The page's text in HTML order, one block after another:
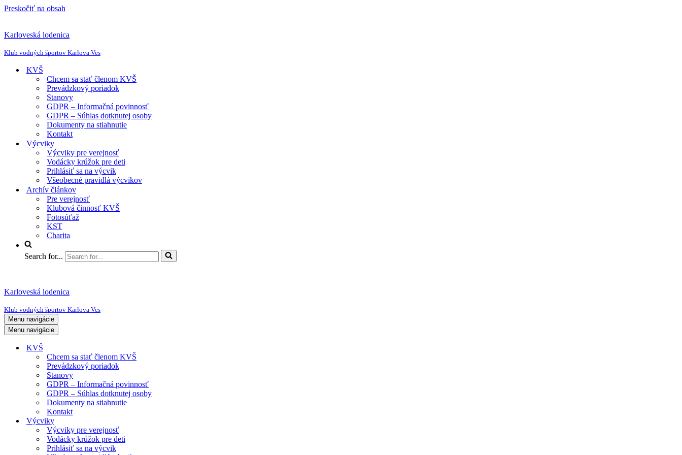
Preskočiť na obsah
Karloveská lodenica
Klub vodných športov Karlova Ves
KVŠ
Chcem sa stať členom KVŠ
Prevádzkový poriadok
Stanovy
GDPR – Informačná povinnosť
GDPR – Súhlas dotknutej osoby
Dokumenty na stiahnutie
Kontakt
Výcviky
Výcviky pre verejnosť
Vodácky krúžok pre deti
Prihlásiť sa na výcvik
Všeobecné pravidlá výcvikov
Archív článkov
Pre verejnosť
Klubová činnosť KVŠ
Fotosúťaž
KST
Charita
Search for...
Karloveská lodenica
Klub vodných športov Karlova Ves
Menu navigácie
Menu navigácie
KVŠ
Chcem sa stať členom KVŠ
Prevádzkový poriadok
Stanovy
GDPR – Informačná povinnosť
GDPR – Súhlas dotknutej osoby
Dokumenty na stiahnutie
Kontakt
Výcviky
Výcviky pre verejnosť
Vodácky krúžok pre deti
Prihlásiť sa na výcvik